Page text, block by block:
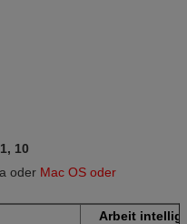
10
oder Mac OS oder
Arbeit